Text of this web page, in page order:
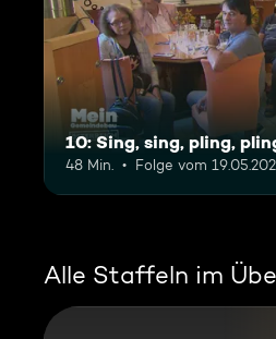
10: Sing, sing, pling,
48 Min. Folge vom
Alle Staffeln im